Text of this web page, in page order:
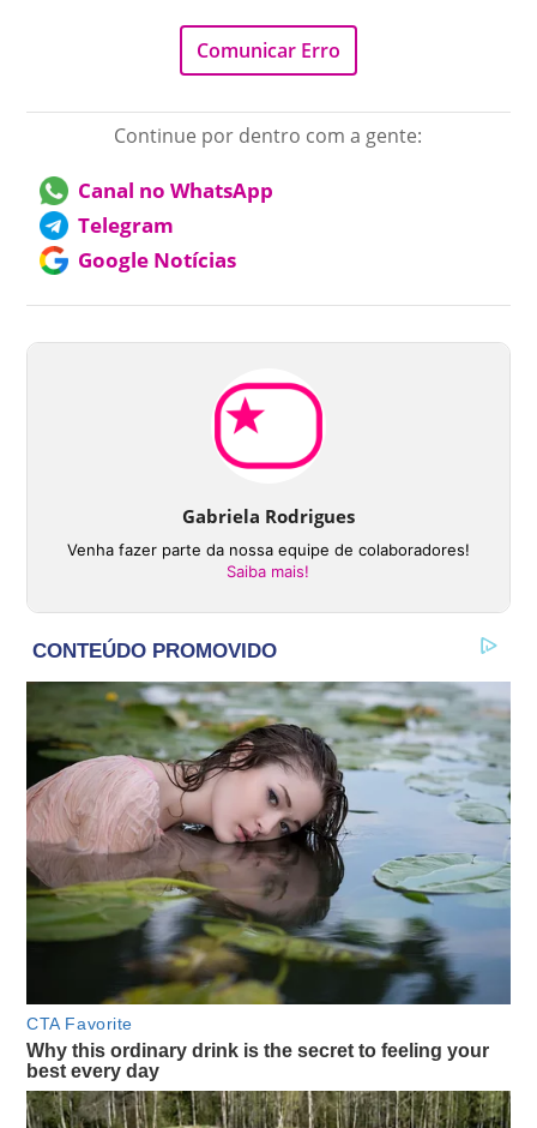
Comunicar Erro
Continue por dentro com a gente:
Canal no WhatsApp
Telegram
Google Notícias
Gabriela Rodrigues
Venha fazer parte da nossa equipe de colaboradores!
Saiba mais!